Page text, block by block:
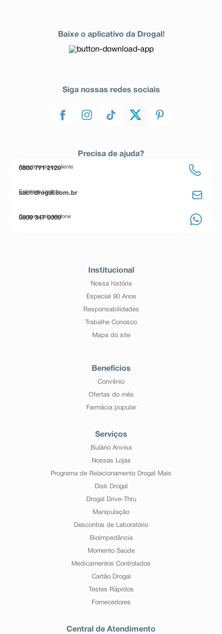
Baixe o aplicativo da Drogal!
Siga nossas redes sociais
Precisa de ajuda?
Atendimento ao cliente
0800 771 2120
Entre em contato
sac@drogal.com.br
Compre pelo telefone
0800 347 0000
Institucional
Nossa história
Especial 90 Anos
Responsabilidades
Trabalhe Conosco
Mapa do site
Benefícios
Convênio
Ofertas do mês
Farmácia popular
Serviços
Bulário Anvisa
Nossas Lojas
Programa de Relacionamento Drogal Mais
Disk Drogal
Drogal Drive-Thru
Manipulação
Descontos de Laboratório
Bioimpedância
Momento Saúde
Medicamentos Controlados
Cartão Drogal
Testes Rápidos
Fornecedores
Central de Atendimento